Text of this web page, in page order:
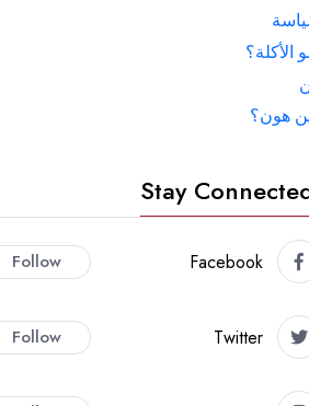
الأكلة؟
هون؟
Stay
Facebook
Follow
Twitter
Follow